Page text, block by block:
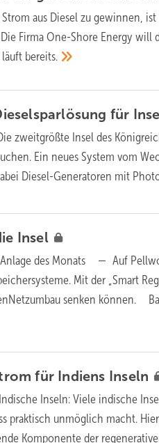
Strom aus Diesel zu gewinnen,
Die Firma One-Shore Energy
bereits.
für
zweitgrößte Insel des
Ein neues System vom
Diesel-Generatoren mit
Insel
Anlage des Monats —Auf
Mit der „Smart
senken können.
für Indiens Inseln
Indische Inseln:Viele indische
praktisch unmöglich macht.
Komponente der